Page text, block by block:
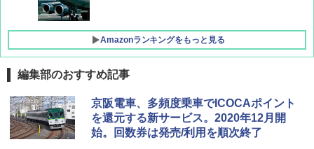
Amazonランキングをもっと見る
D40 地球の歩き方 チェンマイ タイ北部の魅
力的な町 2026～2027 地球の歩き方D アジア
￥2,079
[キャンパーズコレクション 山善] ポップアッ
プテント 傘みたいに広げて畳める パッとサ
ッとサンシェード キューブ フルクローズ メ
ッシュ 簡単設置 ワンタッチテント キャンプ
GRANDOOR ステンレス保冷剤 2個セット 2
026リニューアル 急速冷凍 空間倍増 衛生的
コンパクト 保冷力長持ち
編集部のおすすめ記事
京阪電車、多頻度乗車でICOCAポイント
を還元する新サービス。2020年12月開
始。回数券は発売/利用を順次終了